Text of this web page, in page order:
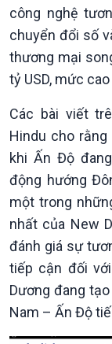
Kinh tế
Tin Kinh tế
Trước giờ mở cửa
Dòng chảy Kinh tế
Sức sống hàng
công nghệ
chuyển đổi số
thương mại
tỷ USD, mức
Các bài viết
Hindu cho
khi Ấn Độ
động hướng
một trong
nhất của New
đánh giá sự
tiếp cận đối
Dương đang
Nam – Ấn Độ